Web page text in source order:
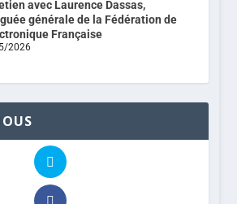
avec Laurence Dassas,
générale de la Fédération de
Française
2026